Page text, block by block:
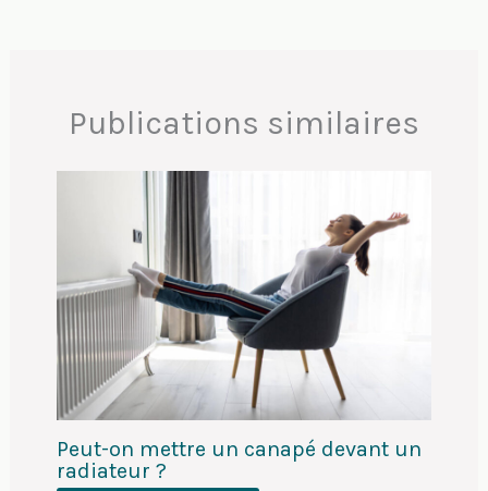
Publications similaires
Peut-on mettre un canapé devant un
radiateur ?